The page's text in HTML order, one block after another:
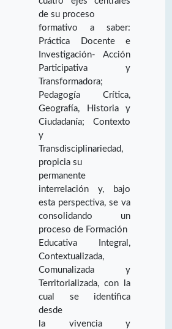
de su proceso
formativo a saber:
Práctica Docente e
Investigación- Acción
Participativa y
Transformadora;
Pedagogía Crítica,
Geografía, Historia y
Ciudadanía; Contexto
y
Transdisciplinariedad,
propicia su
permanente
interrelación y, bajo
esta perspectiva, se va
consolidando un
proceso de Formación
Educativa Integral,
Contextualizada,
Comunalizada y
Territorializada, con la
cual se identifica
desde
la vivencia y